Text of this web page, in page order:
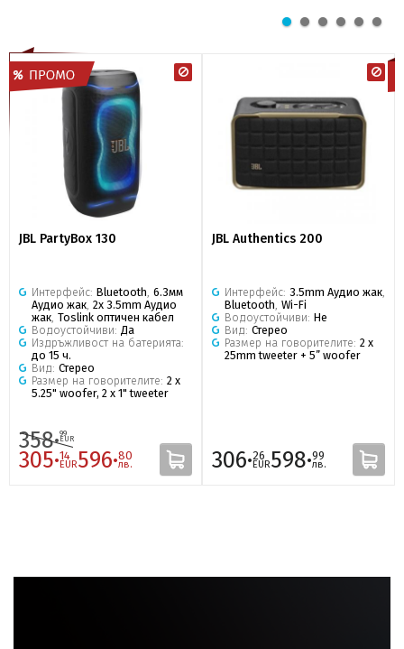
JBL PartyBox 130
Интерфейс: Bluetooth, 6.3мм
Аудио жак, 2x 3.5mm Аудио
жак, Toslink оптичен кабел
Водоустойчиви: Да
Издръжливост на батерията:
до 15 ч.
Вид: Стерео
Размер на говорителите: 2 x
5.25" woofer, 2 x 1" tweeter
358·99
EUR
305·14
EUR596·80
лв.
JBL Authentics 200
Интерфейс: 3.5mm Аудио жак,
Bluetooth, Wi-Fi
Водоустойчиви: Не
Вид: Стерео
Размер на говорителите: 2 x
25mm tweeter + 5” woofer
306·26
EUR598·99
лв.